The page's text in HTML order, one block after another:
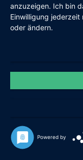
anzuzeigen. Ich bin
Einwilligung
oder ändern.
Powered by